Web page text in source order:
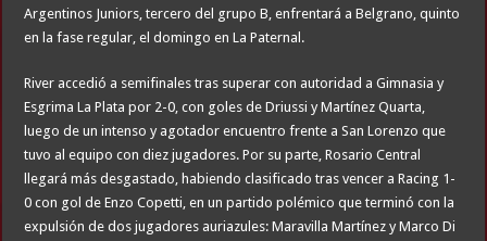
Argentinos Juniors, tercero del grupo B, enfrentará a Belgrano, quinto
en la fase regular, el domingo en La Paternal.
River accedió a semifinales tras superar con autoridad a Gimnasia y
Esgrima La Plata por 2-0, con goles de Driussi y Martínez Quarta,
luego de un intenso y agotador encuentro frente a San Lorenzo que
tuvo al equipo con diez jugadores. Por su parte, Rosario Central
llegará más desgastado, habiendo clasificado tras vencer a Racing 1-
0 con gol de Enzo Copetti, en un partido polémico que terminó con la
expulsión de dos jugadores auriazules: Maravilla Martínez y Marco Di